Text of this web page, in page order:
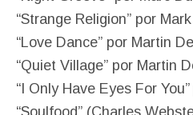
“Strange Religion” por
“Love Dance” por Martin
“Quiet Village” por Martin
“I Only Have Eyes For
“Soulfood” (Charles